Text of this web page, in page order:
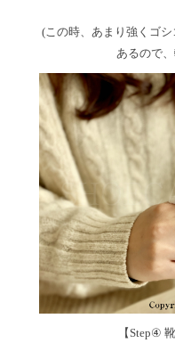
(この時、あまり強くゴ
あるので
【Step④